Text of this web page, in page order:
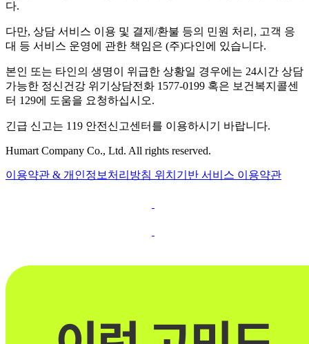
다.
다만, 상담 서비스 이용 및 결제/환불 등의 민원 처리, 고객 응
대 등 서비스 운영에 관한 책임은 (주)다인에 있습니다.
본인 또는 타인의 생명이 위급한 상황일 경우에는 24시간 상담
가능한 정신건강 위기상담전화 1577-0199 혹은 보건복지콜센
터 129에 도움을 요청하십시오.
긴급 신고는 119 안전신고센터를 이용하시기 바랍니다.
Humart Company Co., Ltd. All rights reserved.
이용약관 & 개인정보처리방침 위치기반 서비스 이용약관